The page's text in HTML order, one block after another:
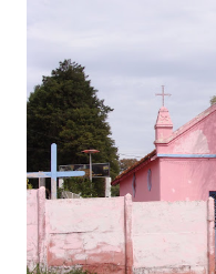
financeiramente. Vou
porque eles, assim
frio! O que é ter que
ferro no chão da
aquecer nas
depois poder ir para a
que é só ter uma
jornal e colocá-los dent...